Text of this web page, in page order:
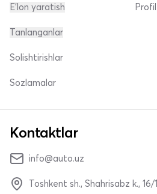
E'lon yaratish Profil
Tanlanganlar
Solishtirishlar
Sozlamalar
Kontaktlar
info@auto.uz
Toshkent sh., Shahrisabz k., 16/1